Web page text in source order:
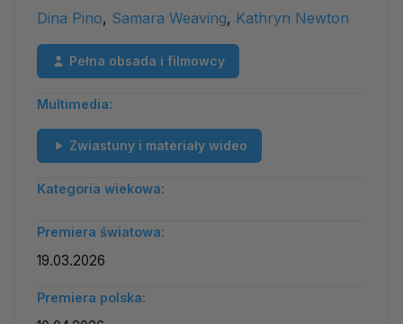
Dina Pino, Samara Weaving, Kathryn Newton
Pełna obsada i filmowcy
Multimedia:
Zwiastuny i materiały wideo
Kategoria wiekowa:
Premiera światowa:
19.03.2026
Premiera polska: